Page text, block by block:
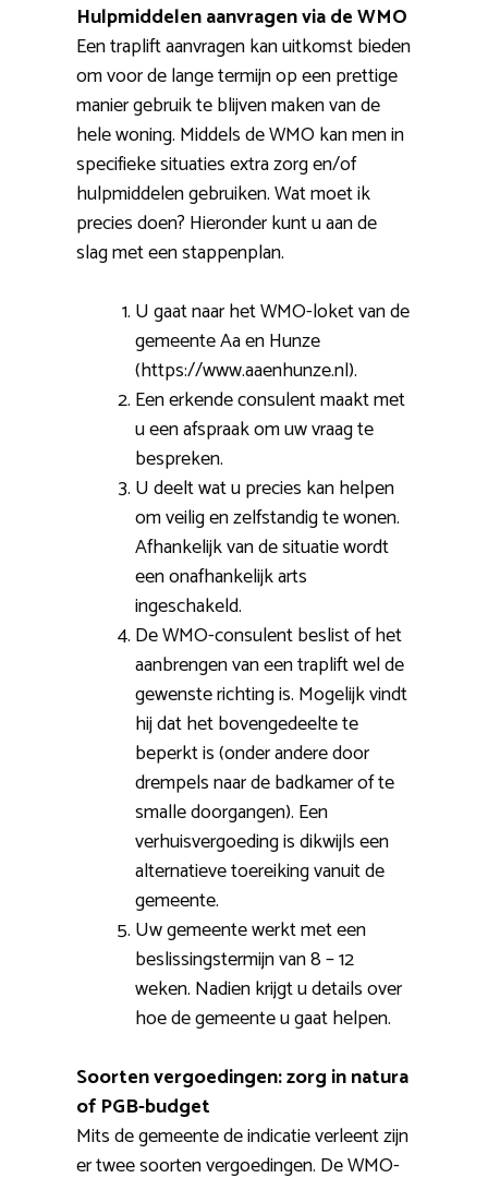
Hulpmiddelen aanvragen via de WMO
Een traplift aanvragen kan uitkomst bieden
om voor de lange termijn op een prettige
manier gebruik te blijven maken van de
hele woning. Middels de WMO kan men in
specifieke situaties extra zorg en/of
hulpmiddelen gebruiken. Wat moet ik
precies doen? Hieronder kunt u aan de
slag met een stappenplan.
U gaat naar het WMO-loket van de
gemeente Aa en Hunze
(https://www.aaenhunze.nl).
Een erkende consulent maakt met
u een afspraak om uw vraag te
bespreken.
U deelt wat u precies kan helpen
om veilig en zelfstandig te wonen.
Afhankelijk van de situatie wordt
een onafhankelijk arts
ingeschakeld.
De WMO-consulent beslist of het
aanbrengen van een traplift wel de
gewenste richting is. Mogelijk vindt
hij dat het bovengedeelte te
beperkt is (onder andere door
drempels naar de badkamer of te
smalle doorgangen). Een
verhuisvergoeding is dikwijls een
alternatieve toereiking vanuit de
gemeente.
Uw gemeente werkt met een
beslissingstermijn van 8 – 12
weken. Nadien krijgt u details over
hoe de gemeente u gaat helpen.
Soorten vergoedingen: zorg in natura
of PGB-budget
Mits de gemeente de indicatie verleent zijn
er twee soorten vergoedingen. De WMO-